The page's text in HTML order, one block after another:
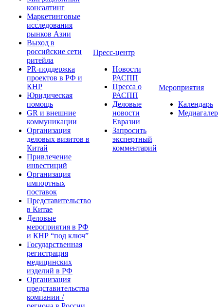
консалтинг
Маркетинговые
исследования
рынков Азии
Выход в
российские сети
ритейла
PR-поддержка
проектов в РФ и
КНР
Юридическая
помощь
GR и внешние
коммуникации
Организация
деловых визитов в
Китай
Привлечение
инвестиций
Организация
импортных
поставок
Представительство
в Китае
Деловые
мероприятия в РФ
и КНР “под ключ”
Государственная
регистрация
медицинских
изделий в РФ
Организация
представительства
компании /
Пресс-центр
Новости
РАСПП
Пресса о
РАСПП
Деловые
новости
Евразии
Запросить
экспертный
комментарий
Мероприятия
Календарь